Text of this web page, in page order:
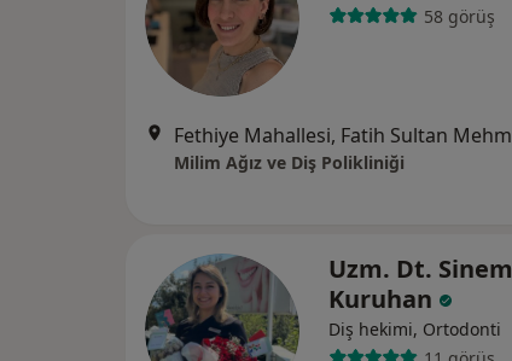
58 görüş
Milim Ağız ve Diş Polikliniği
Uzm. Dt. Sinem
Kuruhan
Diş hekimi, Ortodonti